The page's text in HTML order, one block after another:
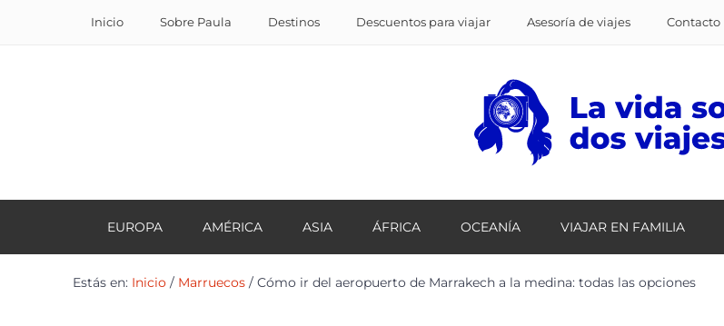
Inicio Sobre Paula Destinos Descuentos para viajar Asesoría de viajes Contacto
EUROPA AMÉRICA ASIA ÁFRICA OCEANÍA VIAJAR EN FAMILIA
Estás en: Inicio / Marruecos / Cómo ir del aeropuerto de Marrakech a la medina: todas las opciones